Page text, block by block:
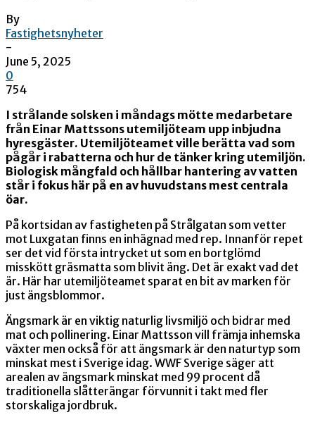
By
Fastighetsnyheter
-
June 5, 2025
0
754
I strålande solsken i måndags mötte medarbetare
från Einar Mattssons utemiljöteam upp inbjudna
hyresgäster. Utemiljöteamet ville berätta vad som
pågår i rabatterna och hur de tänker kring utemiljön.
Biologisk mångfald och hållbar hantering av vatten
står i fokus här på en av huvudstans mest centrala
öar.
På kortsidan av fastigheten på Strålgatan som vetter
mot Luxgatan finns en inhägnad med rep. Innanför repet
ser det vid första intrycket ut som en bortglömd
misskött gräsmatta som blivit äng. Det är exakt vad det
är. Här har utemiljöteamet sparat en bit av marken för
just ängsblommor.
Ängsmark är en viktig naturlig livsmiljö och bidrar med
mat och pollinering. Einar Mattsson vill främja inhemska
växter men också för att ängsmark är den naturtyp som
minskat mest i Sverige idag. WWF Sverige säger att
arealen av ängsmark minskat med 99 procent då
traditionella slåtterängar förvunnit i takt med fler
storskaliga jordbruk.